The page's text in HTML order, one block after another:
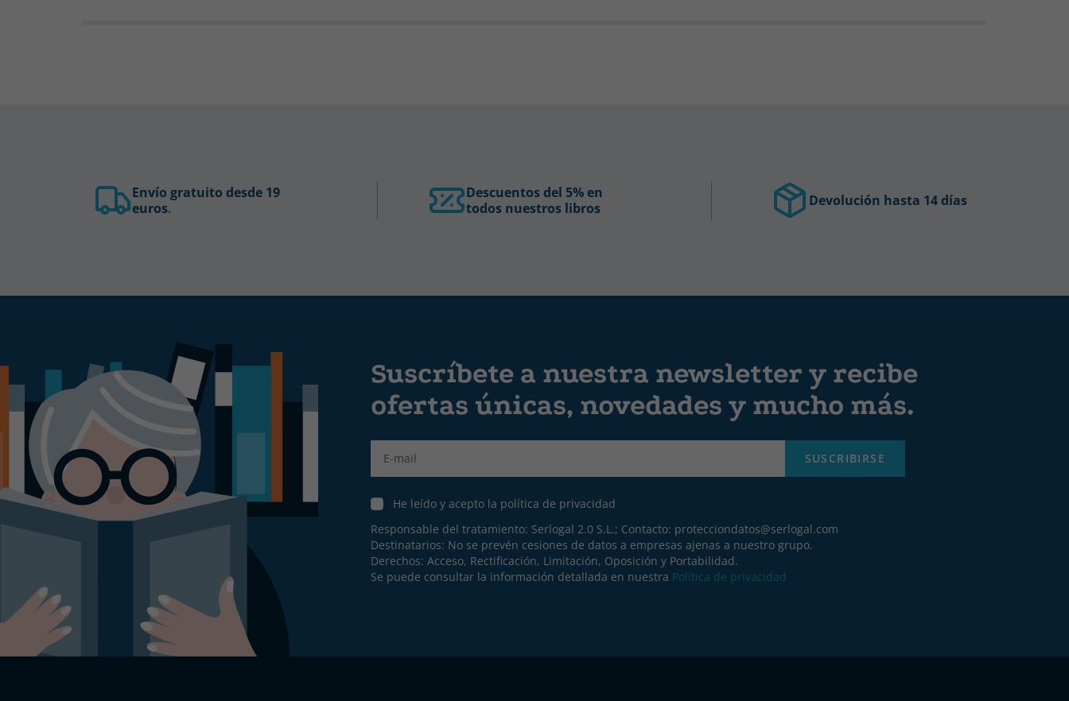
Envío gratuito desde 19
euros.
Descuentos del 5% en
todos nuestros libros
Devolución hasta 14 días
Suscríbete a nuestra newsletter y recibe
ofertas únicas, novedades y mucho más.
SUSCRIBIRSE
He leído y acepto la política de privacidad
Responsable del tratamiento: Serlogal 2.0 S.L.; Contacto: protecciondatos@serlogal.com
Destinatarios: No se prevén cesiones de datos a empresas ajenas a nuestro grupo.
Derechos: Acceso, Rectificación, Limitación, Oposición y Portabilidad.
Se puede consultar la información detallada en nuestra Política de privacidad